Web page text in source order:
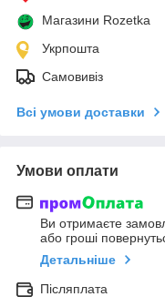
Магазини Rozetka
Укрпошта
Самовивіз
Всі умови доставки
Умови оплати
Ви отримаєте
або гроші
Детальніше
Післяплата